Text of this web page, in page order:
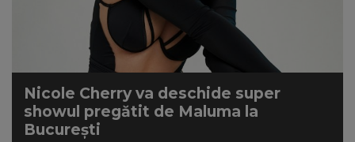
Nicole Cherry va deschide super
showul pregătit de Maluma la
București